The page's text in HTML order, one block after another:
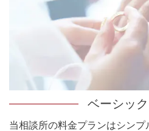
ベーシッ
当相談所の料金プランはシンプ